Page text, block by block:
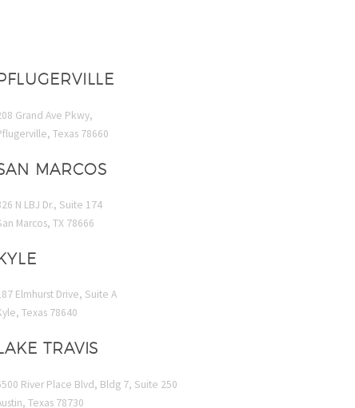
Grand Ave Pkwy,
Texas 78660
MARCOS
N LBJ Dr., Suite 174
Marcos, TX 78666
Elmhurst Drive, Suite A
Texas 78640
TRAVIS
River Place Blvd, Bldg 7, Suite 250
Texas 78730